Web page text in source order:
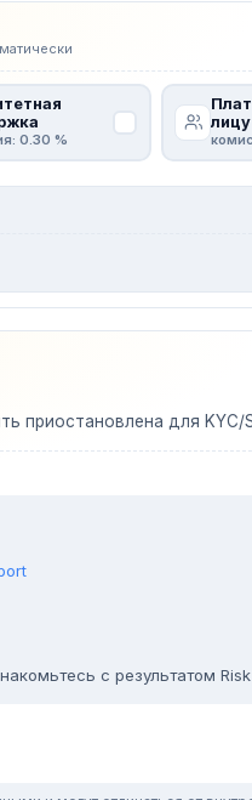
0.30 %
лицу
приостановлена для KYC/
с результатом